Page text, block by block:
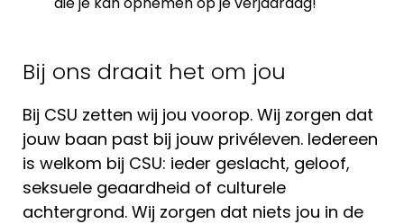
Bij ons draait het om jou
Bij CSU zetten wij jou voorop. Wij zorgen dat
jouw baan past bij jouw privéleven. Iedereen
is welkom bij CSU: ieder geslacht, geloof,
seksuele geaardheid of culturele
achtergrond. Wij zorgen dat niets jou in de